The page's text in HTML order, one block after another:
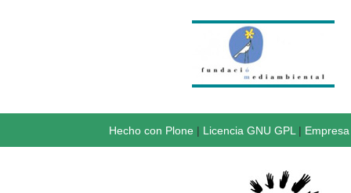
Hecho con Plone| Licencia GNU GPL |